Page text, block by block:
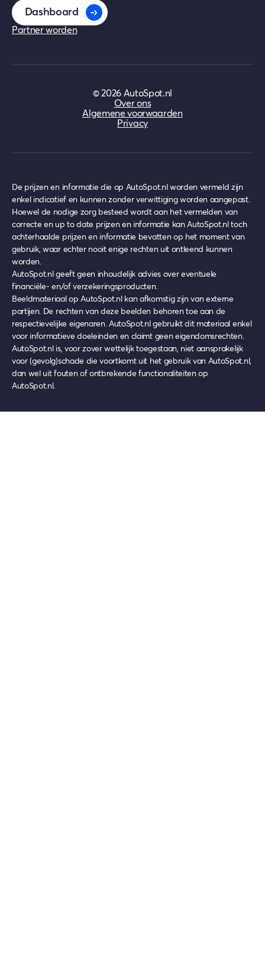
Dashboard
Partner worden
©2026AutoSpot.nl
Over ons
Algemene voorwaarden
Privacy
De prijzen en informatie die op AutoSpot.nl worden vermeld zijn
enkel indicatief en kunnen zonder verwittiging worden aangepast.
Hoewel de nodige zorg besteed wordt aan het vermelden van
correcte en up to date prijzen en informatie kan AutoSpot.nl toch
achterhaalde prijzen en informatie bevatten op het moment van
gebruik, waar echter nooit enige rechten uit ontleend kunnen
worden.
AutoSpot.nl geeft geen inhoudelijk advies over eventuele
financiële- en/of verzekeringsproducten.
Beeldmateriaal op AutoSpot.nl kan afkomstig zijn van externe
partijen. De rechten van deze beelden behoren toe aan de
respectievelijke eigenaren. AutoSpot.nl gebruikt dit materiaal enkel
voor informatieve doeleinden en claimt geen eigendomsrechten.
AutoSpot.nl is, voor zover wettelijk toegestaan, niet aansprakelijk
voor (gevolg)schade die voortkomt uit het gebruik van AutoSpot.nl,
dan wel uit fouten of ontbrekende functionaliteiten op
AutoSpot.nl.